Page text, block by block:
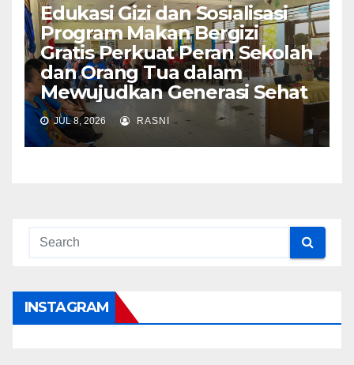
Edukasi Gizi dan Sosialisasi
Program Makan Bergizi
Gratis Perkuat Peran Sekolah
dan Orang Tua dalam
Mewujudkan Generasi Sehat
JUL 8, 2026 RASNI
INSTAGRAM